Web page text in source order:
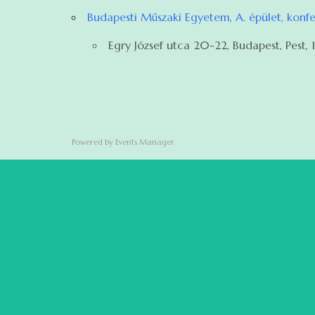
Budapesti Műszaki Egyetem, A. épület,
Egry József utca 20-22, Budapest, Pest,
Powered by Events Manager